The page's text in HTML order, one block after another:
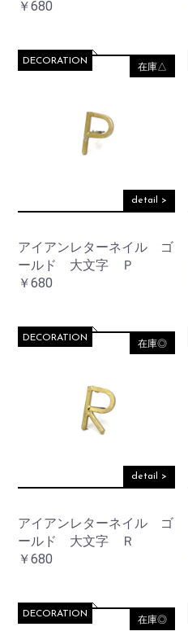
￥680
在庫△
detail >
アイアンレターネイル ゴ
ールド 大文字 Ｐ
DECORATION
￥680
在庫◎
detail >
アイアンレターネイル ゴ
ールド 大文字 Ｒ
DECORATION
￥680
在庫◎
DECORATION